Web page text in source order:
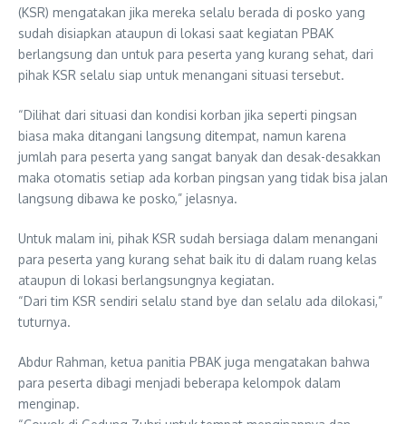
(KSR) mengatakan jika mereka selalu berada di posko yang
sudah disiapkan ataupun di lokasi saat kegiatan PBAK
berlangsung dan untuk para peserta yang kurang sehat, dari
pihak KSR selalu siap untuk menangani situasi tersebut.
​“Dilihat dari situasi dan kondisi korban jika seperti pingsan
biasa maka ditangani langsung ditempat, namun karena
jumlah para peserta yang sangat banyak dan desak-desakkan
maka otomatis setiap ada korban pingsan yang tidak bisa jalan
langsung dibawa ke posko,” jelasnya.
​Untuk malam ini, pihak KSR sudah bersiaga dalam menangani
para peserta yang kurang sehat baik itu di dalam ruang kelas
ataupun di lokasi berlangsungnya kegiatan.
“Dari tim KSR sendiri selalu stand bye dan selalu ada dilokasi,”
tuturnya.
Abdur Rahman, ketua panitia PBAK juga mengatakan bahwa
para peserta dibagi menjadi beberapa kelompok dalam
menginap.